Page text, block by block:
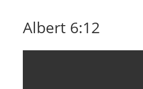
Albert 6:12